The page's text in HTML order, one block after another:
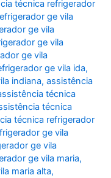
técnica refrigerador
ge vila
ge vila
ge vila
ge vila
ge vila ida,
indiana,assistência
técnica
técnica
técnica refrigerador
ge vila
ge vila
ge vila maria,
maria alta,